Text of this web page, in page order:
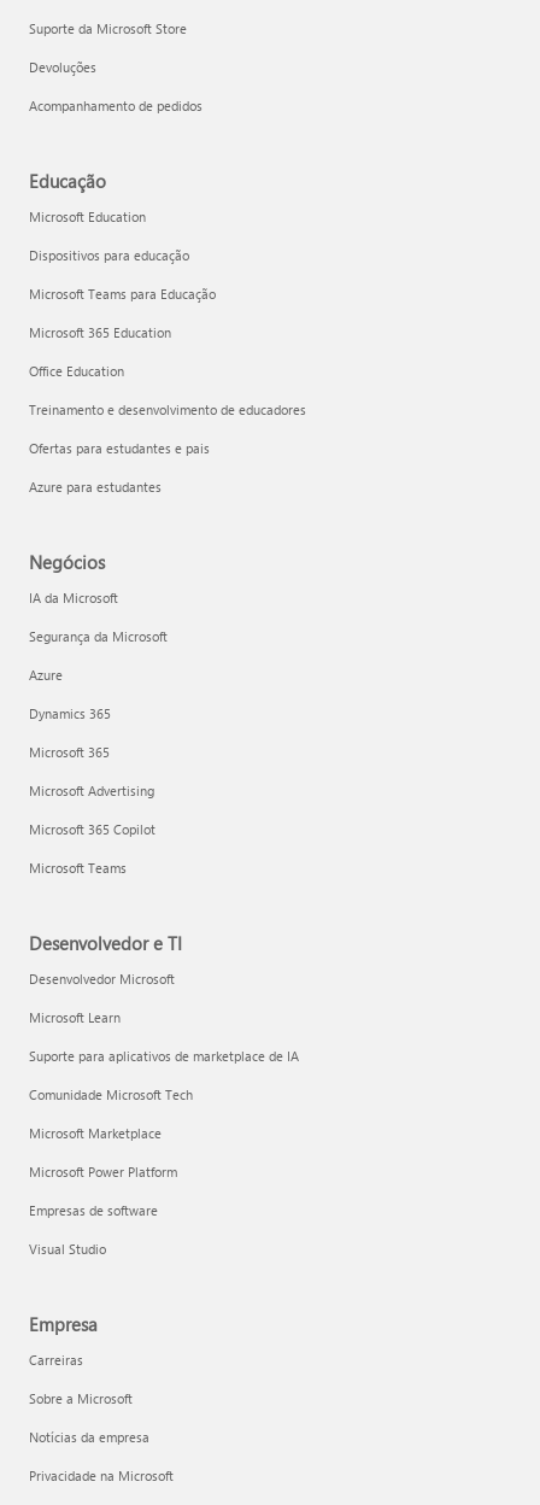
Suporte da Microsoft Store
Devoluções
Acompanhamento de pedidos
Educação
Microsoft Education
Dispositivos para educação
Microsoft Teams para Educação
Microsoft 365 Education
Office Education
Treinamento e desenvolvimento de educadores
Ofertas para estudantes e pais
Azure para estudantes
Negócios
IA da Microsoft
Segurança da Microsoft
Azure
Dynamics 365
Microsoft 365
Microsoft Advertising
Microsoft 365 Copilot
Microsoft Teams
Desenvolvedor e TI
Desenvolvedor Microsoft
Microsoft Learn
Suporte para aplicativos de marketplace de IA
Comunidade Microsoft Tech
Microsoft Marketplace
Microsoft Power Platform
Empresas de software
Visual Studio
Empresa
Carreiras
Sobre a Microsoft
Notícias da empresa
Privacidade na Microsoft